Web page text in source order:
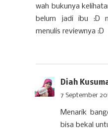
wah bukunya
belum jadi ibu :D
menulis reviewnya :D
Diah
7 September
Menarik
bisa bekal